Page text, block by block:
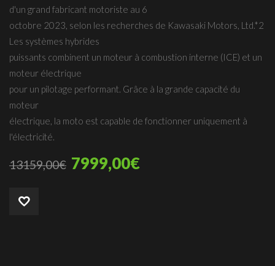
d'un grand fabricant motoriste au 6
octobre 2023, selon les recherches de Kawasaki Motors, Ltd.*2
Les systèmes hybrides
puissants combinent un moteur à combustion interne (ICE) et un
moteur électrique
pour un pilotage performant. Grâce à la grande capacité du
moteur
électrique, la moto est capable de fonctionner uniquement à
l'électricité.
13159,00€ 7999,00€